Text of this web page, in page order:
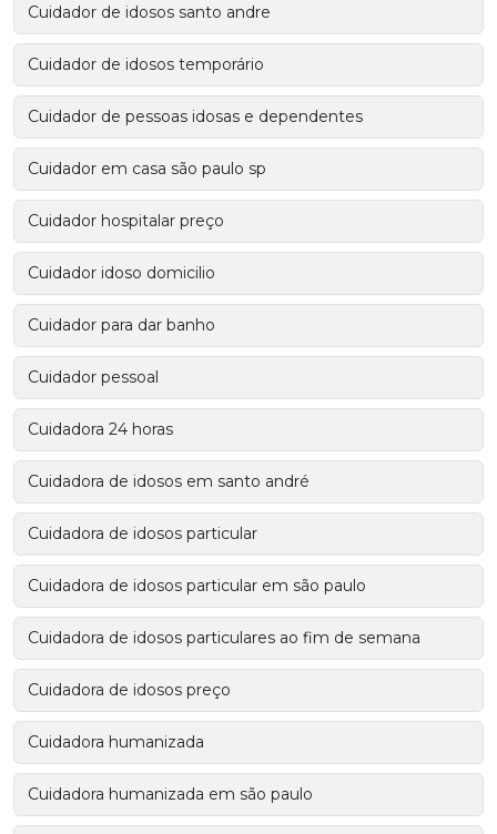
Cuidador de idosos santo andre
Cuidador de idosos temporário
Cuidador de pessoas idosas e dependentes
Cuidador em casa são paulo sp
Cuidador hospitalar preço
Cuidador idoso domicilio
Cuidador para dar banho
Cuidador pessoal
Cuidadora 24 horas
Cuidadora de idosos em santo andré
Cuidadora de idosos particular
Cuidadora de idosos particular em são paulo
Cuidadora de idosos particulares ao fim de semana
Cuidadora de idosos preço
Cuidadora humanizada
Cuidadora humanizada em são paulo